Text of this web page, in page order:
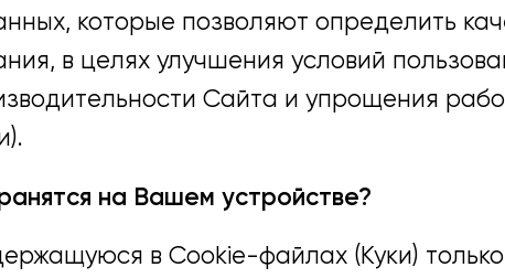
которые позволяют определить
в целях улучшения условий
Сайта и упрощения
на Вашем устройстве?
в Cookie-файлах (Куки)